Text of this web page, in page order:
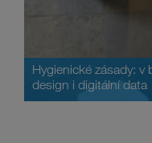
Hygienické zásady:
design i digitální data